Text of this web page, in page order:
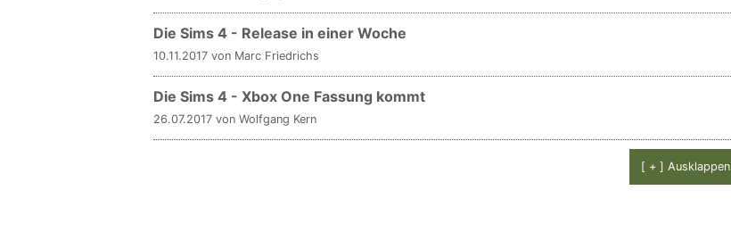
Die Sims 4 - Release in einer Woche
10.11.2017 von Marc Friedrichs
Die Sims 4 - Xbox One Fassung kommt
26.07.2017 von Wolfgang Kern
[ + ] Ausklappen